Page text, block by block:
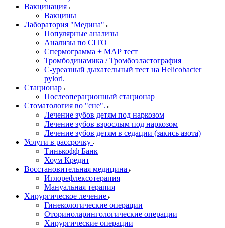
Вакцинация
Вакцины
Лаборатория "Медина"
Популярные анализы
Анализы по CITO
Спермограмма + МАР тест
Тромбодинамика / Тромбоэластография
С-уреазный дыхательный тест на Helicobacter
pylori.
Стационар
Послеоперационный стационар
Стоматология во "сне".
Лечение зубов детям под наркозом
Лечение зубов взрослым под наркозом
Лечение зубов детям в седации (закись азота)
Услуги в рассрочку
Тинькофф Банк
Хоум Кредит
Восстановительная медицина
Иглорефлексотерапия
Мануальная терапия
Хирургическое лечение
Гинекологические операции
Оториноларингологические операции
Хирургические операции